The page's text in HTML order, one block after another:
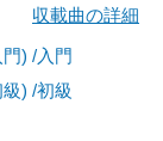
収載曲の詳細
) /入門
) /初級